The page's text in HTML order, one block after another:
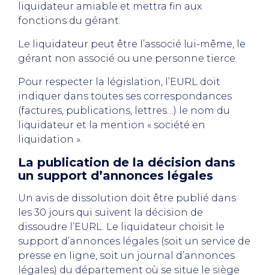
liquidateur amiable et mettra fin aux
fonctions du gérant.
Le liquidateur peut être l’associé lui-même, le
gérant non associé ou une personne tierce.
Pour respecter la législation, l’EURL doit
indiquer dans toutes ses correspondances
(factures, publications, lettres…) le nom du
liquidateur et la mention « société en
liquidation ».
La publication de la décision dans
un support d’annonces légales
Un avis de dissolution doit être publié dans
les 30 jours qui suivent la décision de
dissoudre l’EURL. Le liquidateur choisit le
support d’annonces légales (soit un service de
presse en ligne, soit un journal d’annonces
légales) du département où se situe le siège